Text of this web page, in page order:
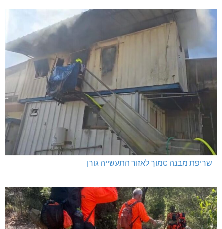
שריפת מבנה סמוך לאזור התעשייה גורן